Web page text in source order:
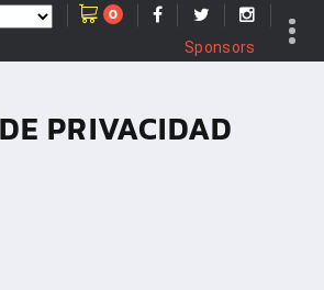
0
Sponsors
PRIVACIDAD